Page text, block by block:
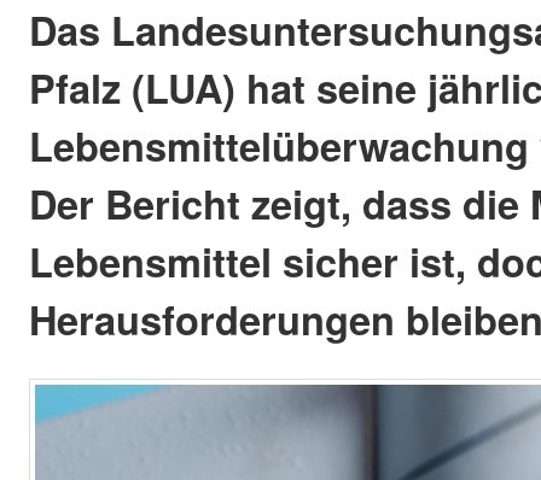
Das
Pfalz (LUA) hat seine
Der Bericht zeigt, dass die
Lebensmittel sicher ist,
Herausforderungen